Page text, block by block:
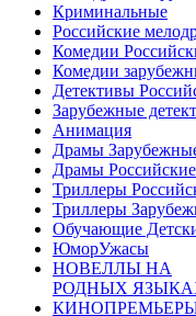
Криминальные
Российские
Комедии
Комедии
Детективы
Зарубежные
Анимация
Драмы
Драмы Российские
Триллеры
Триллеры
Обучающие
ЮморУжасы
НОВЕЛЛЫ НА
РОДНЫХ